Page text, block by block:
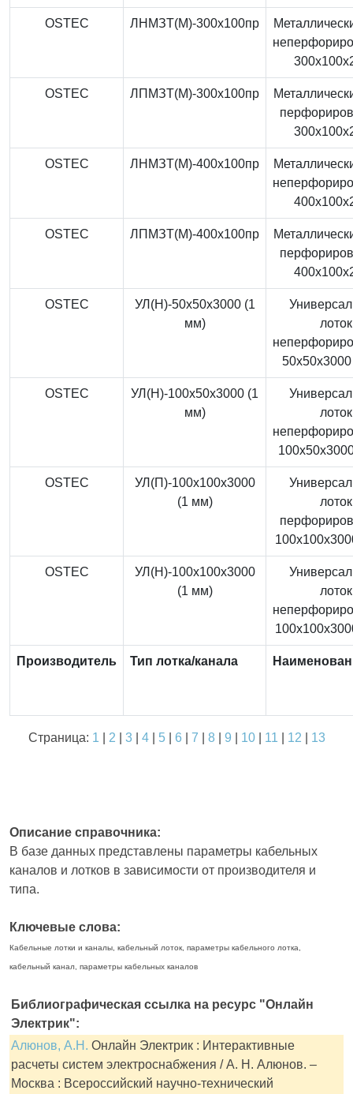
OSTEC ЛНМЗТ(М)-300x100пр
OSTEC ЛПМЗТ(М)-300x100пр
OSTEC ЛНМЗТ(М)-400x100пр
OSTEC ЛПМЗТ(М)-400x100пр
OSTEC
УЛ(Н)-50x50x3000 (1
мм)
лоток
OSTEC
УЛ(Н)-100x50x3000 (1
мм)
лоток
OSTEC
УЛ(П)-100x100x3000
(1 мм)
лоток
OSTEC
УЛ(Н)-100x100x3000
(1 мм)
лоток
Производитель Тип лотка/канала
Страница: 1 2 3| 4| 5| 6 7 8| 9 10| 11 12 13
Описание справочника:
В базе данных представлены параметры кабельных
каналов и лотков в зависимости от производителя и
типа.
Ключевые слова:
Кабельные лотки и каналы, кабельный лоток, параметры кабельного лотка,
кабельный канал, параметры кабельных каналов
Библиографическая ссылка на ресурс "Онлайн
Электрик":
Алюнов, А.Н. Онлайн Электрик : Интерактивные
расчеты систем электроснабжения / А. Н. Алюнов. –
Москва : Всероссийский научно-технический